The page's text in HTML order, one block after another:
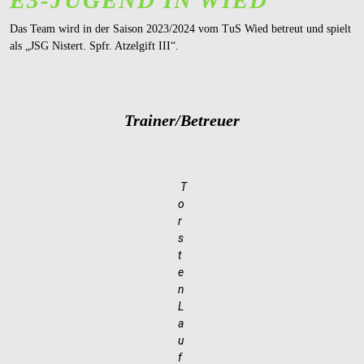
Das Team wird in der Saison 2023/2024 vom TuS Wied betreut und spielt
als „JSG Nistert. Spfr. Atzelgift III“.
Trainer/Betreuer
T
o
r
s
t
e
n
L
a
u
f